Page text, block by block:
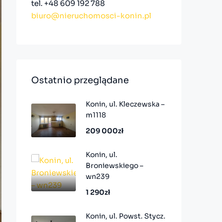
tel. +48 609 192 788
biuro@nieruchomosci-konin.pl
Ostatnio przeglądane
Konin, ul. Kleczewska –
m1118
209 000zł
Konin, ul.
Broniewskiego –
wn239
1 290zł
Konin, ul. Powst. Stycz.